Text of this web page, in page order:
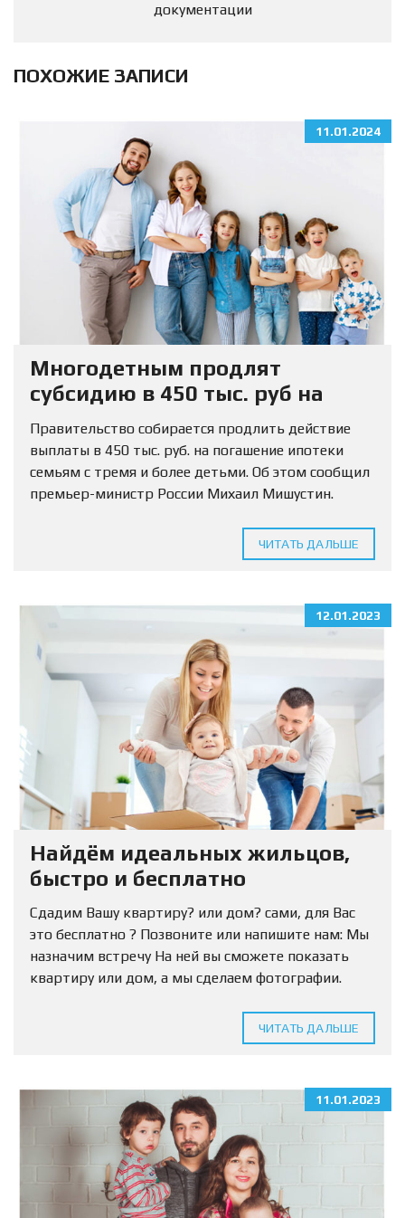
документации
ПОХОЖИЕ ЗАПИСИ
11.01.2024
Многодетным продлят
субсидию в 450 тыс. руб на
погашение ипотеки
Правительство собирается продлить действие
выплаты в 450 тыс. руб. на погашение ипотеки
семьям с тремя и более детьми. Об этом сообщил
премьер-министр России Михаил Мишустин.
продлить действие денежной выплаты при
ЧИТАТЬ ДАЛЬШЕ
12.01.2023
Найдём идеальных жильцов,
быстро и бесплатно
Сдадим Вашу квартиру? или дом? сами, для Вас
это бесплатно ? Позвоните или напишите нам: Мы
назначим встречу На ней вы сможете показать
квартиру или дом, а мы сделаем фотографии.
ЧИТАТЬ ДАЛЬШЕ
11.01.2023